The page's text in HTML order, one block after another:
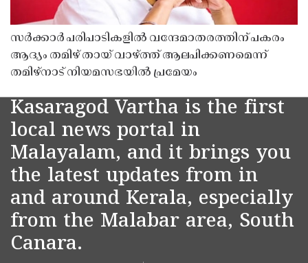
സർക്കാർ പരിപാടികളിൽ വന്ദേമാതരത്തിന് പകരം
ആദ്യം തമിഴ് തായ് വാഴ്ത്ത് ആലപിക്കണമെന്ന്
തമിഴ്നാട് നിയമസഭയിൽ പ്രമേയം
Kasaragod Vartha is the first
local news portal in
Malayalam, and it brings you
the latest updates from in
and around Kerala, especially
from the Malabar area, South
Canara.